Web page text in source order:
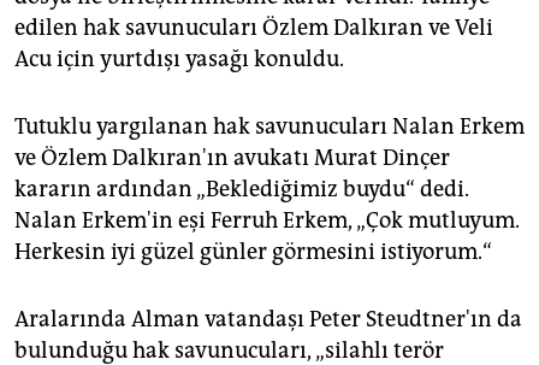
edilen hak savunucuları Özlem Dalkıran ve Veli
Acu için yurtdışı yasağı konuldu.
Tutuklu yargılanan hak savunucuları Nalan Erkem
ve Özlem Dalkıran'ın avukatı Murat Dinçer
kararın ardından „Beklediğimiz buydu“ dedi.
Nalan Erkem'in eşi Ferruh Erkem, „Çok mutluyum.
Herkesin iyi güzel günler görmesini istiyorum.“
Aralarında Alman vatandaşı Peter Steudtner'ın da
bulunduğu hak savunucuları, „silahlı terör